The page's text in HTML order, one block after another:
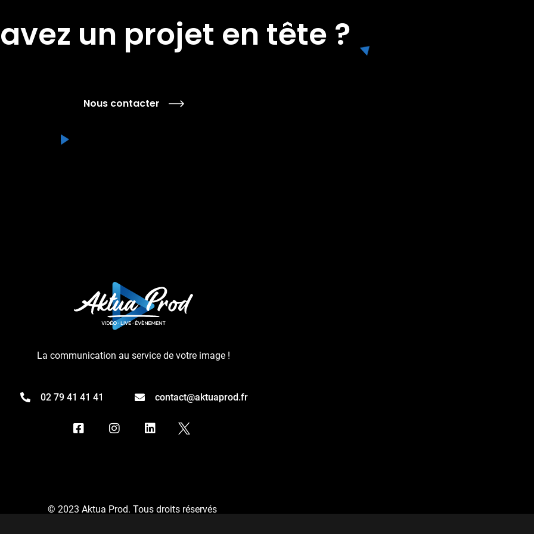
un projet en tête ?
Nous contacter
La communication au service de votre image !
02 79 41 41 41 contact@aktuaprod.fr
© 2023 Aktua Prod. Tous droits réservés